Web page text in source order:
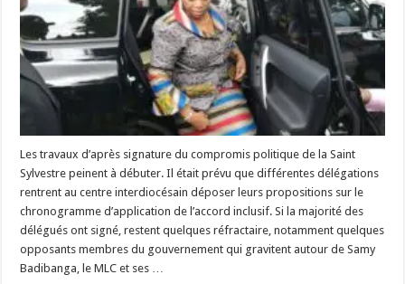
Les travaux d’après signature du compromis politique de la Saint
Sylvestre peinent à débuter. Il était prévu que différentes délégations
rentrent au centre interdiocésain déposer leurs propositions sur le
chronogramme d’application de l’accord inclusif. Si la majorité des
délégués ont signé, restent quelques réfractaire, notamment quelques
opposants membres du gouvernement qui gravitent autour de Samy
Badibanga, le MLC et ses …